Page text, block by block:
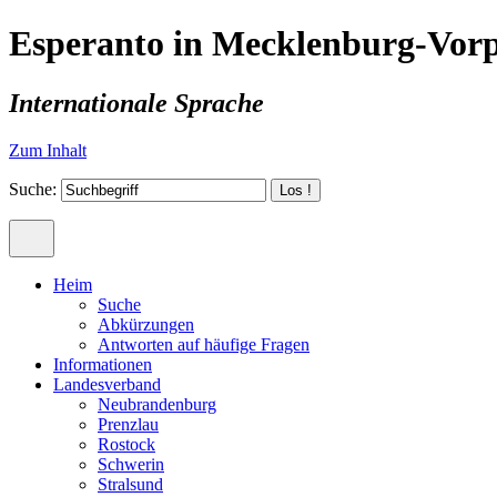
Esperanto in Mecklenburg-
Internationale Sprache
Zum Inhalt
Suche:
Heim
Suche
Abkürzungen
Antworten auf häufige Fragen
Informationen
Landesverband
Neubrandenburg
Prenzlau
Rostock
Schwerin
Stralsund